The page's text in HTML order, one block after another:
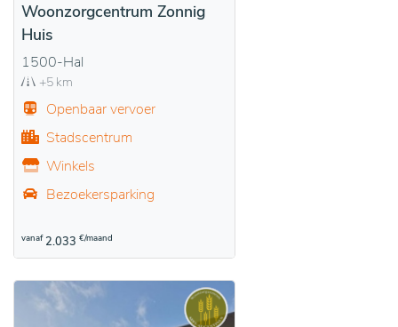
Woonzorgcentrum Zonnig
Huis
1500-Hal
+5 km
Openbaar vervoer
Stadscentrum
Winkels
Bezoekersparking
vanaf 2.033 €/maand